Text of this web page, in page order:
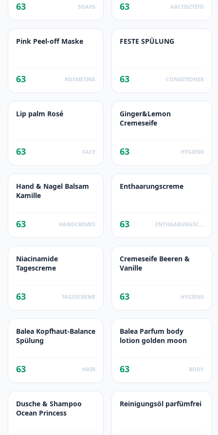
63 SOAPS 63 ARCTISZTÍTÓ
Pink Peel-off Maske
63 KOSMETIKA
FESTE SPÜLUNG
63 CONDITIONER
Lip palm Rosé
63 FACE
Ginger&Lemon
Cremeseife
63 HYGIENE
Hand & Nagel Balsam
Kamille
63 HANDCREMES
Enthaarungscreme
63
Niacinamide
Tagescreme
63 TAGESCREME
Cremeseife Beeren &
Vanille
63 HYGIENE
Balea Kopfhaut-Balance
Spülung
63 HAIR
Balea Parfum body
lotion golden moon
63 BODY
Dusche & Shampoo
Ocean Princess
Reinigungsöl parfümfrei